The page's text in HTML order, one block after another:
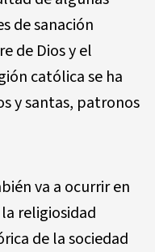
de sanación
de Dios y el
católica se ha
y santas, patronos
va a ocurrir en
religiosidad
de la sociedad